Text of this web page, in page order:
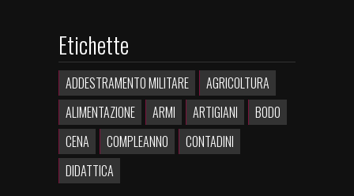
Etichette
ADDESTRAMENTO MILITARE
AGRICOLTURA
ALIMENTAZIONE
ARMI ARTIGIANI
BODO
CENA
COMPLEANNO
CONTADINI
DIDATTICA